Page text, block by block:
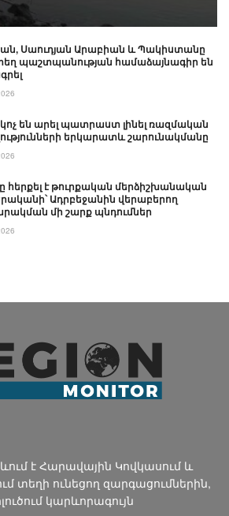
Սաուդյան Արաբիան և Պակիստանը
պաշտպանության համաձայնագիր են
կոչ են արել պատրաստ լինել ռազմական
երկարատև շարունակմանը
հերքել է թուրքական մերձիշխանական
Ադրբեջանին վերաբերող
մի շարք պնդումներ
է Հարավային Կովկասում և
տեղի ունեցող զարգացումներին,
կարևորագույն